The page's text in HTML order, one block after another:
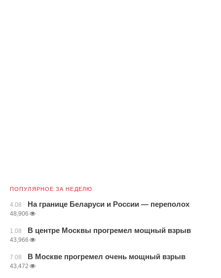
ПОПУЛЯРНОЕ ЗА НЕДЕЛЮ
4.08 На границе Беларуси и России — переполох
48,906
1.08 В центре Москвы прогремел мощный взрыв
43,966
7.08 В Москве прогремел очень мощный взрыв
43,472